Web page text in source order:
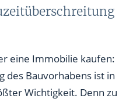
eine Immobilie kaufen:
des Bauvorhabens ist in
Wichtigkeit. Denn zu